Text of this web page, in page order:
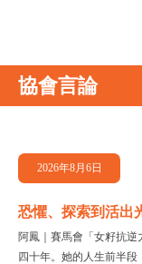
協會言論
2026年8月6日
恐懼、探索到活出
阿鳳｜賽馬會「女籽抗逆
四十年。她的人生前半段